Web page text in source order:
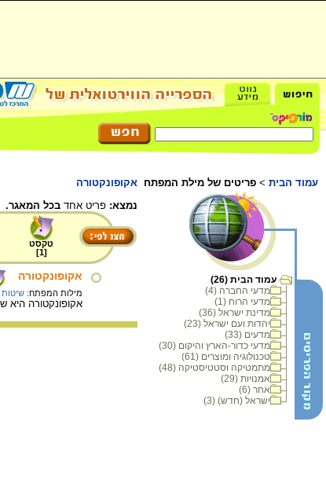
עמוד הבית > פריטים של מילת המפתח אקופונקטורה
עמוד הבית (26)
מדעי החברה (4)
מדעי הרוח (1)
מדינת ישראל (36)
יהדות ועם ישראל (23)
מדעים (33)
מדעי כדור-הארץ והיקום (30)
טכנולוגיה ומוצרים (61)
מתמטיקה וסטטיסטיקה (48)
אמנויות (29)
אחר (6)
ישראל (חדש) (3)
נמצא: פריט אחד בכל המאגר.
טקסט
[
1
]
אקופונקטורה
מילות המפתח: שיטות
אקופונקטורה היא